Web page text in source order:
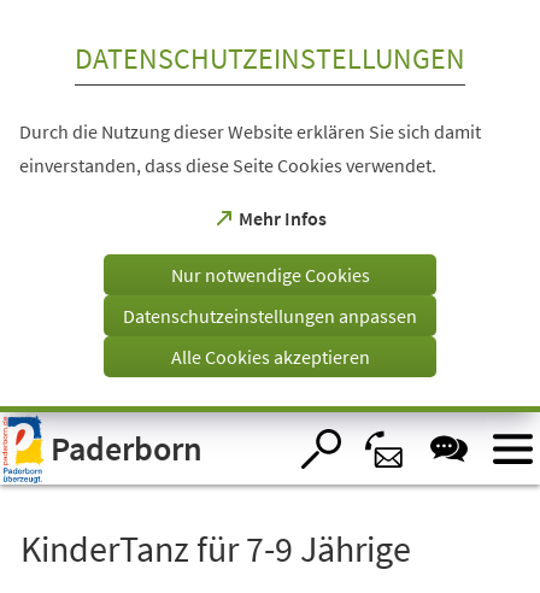
Visuelle
Assistenzsoftware
öffnen.
DATENSCHUTZEINSTELLUNGEN
Durch die Nutzung dieser Website erklären Sie sich damit
einverstanden, dass diese Seite Cookies verwendet.
Mehr Infos
(Öffnet
einem
Tab)
Nur notwendige Cookies
Datenschutzeinstellungen anpassen
Alle Cookies akzeptieren
Paderborn
KinderTanz für 7-9 Jährige